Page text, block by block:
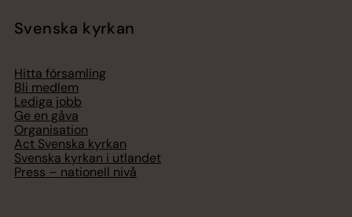
Svenska kyrkan
Hitta församling
Bli medlem
Lediga jobb
Ge en gåva
Organisation
Act Svenska kyrkan
Svenska kyrkan i utlandet
Press – nationell nivå